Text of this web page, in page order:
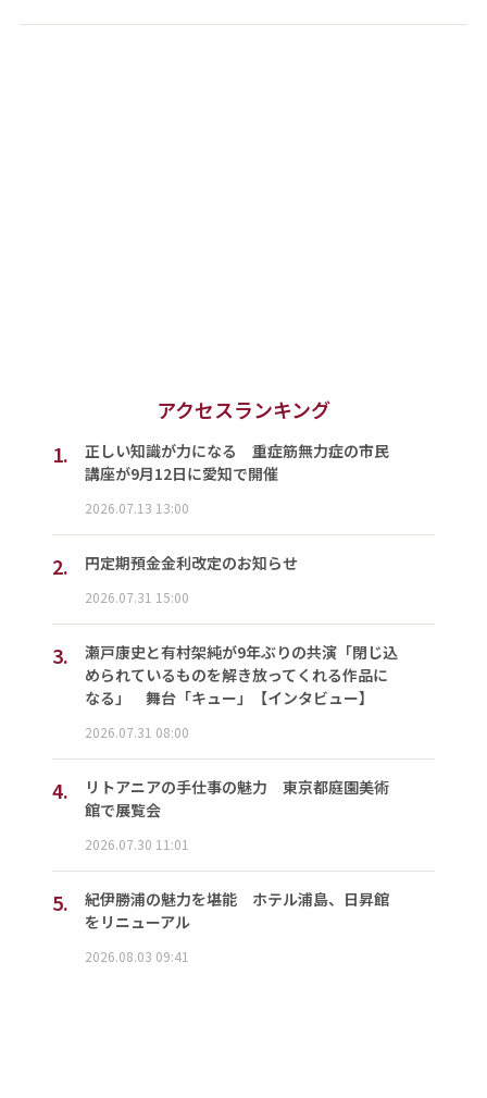
アクセスランキング
1.
正しい知識が力になる 重症筋無力症の市民
講座が9月12日に愛知で開催
2026.07.13 13:00
2. 円定期預金金利改定のお知らせ
2026.07.31 15:00
3.
瀬戸康史と有村架純が9年ぶりの共演「閉じ込
められているものを解き放ってくれる作品に
なる」 舞台「キュー」【インタビュー】
2026.07.31 08:00
4.
リトアニアの手仕事の魅力 東京都庭園美術
館で展覧会
2026.07.30 11:01
5.
紀伊勝浦の魅力を堪能 ホテル浦島、日昇館
をリニューアル
2026.08.03 09:41